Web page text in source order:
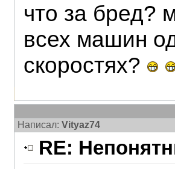
что за бред?
всех машин
скоростях?
Написал: Vityaz74
RE: